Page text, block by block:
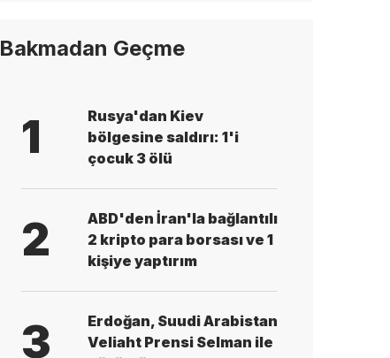
Bakmadan Geçme
1
Rusya'dan Kiev
bölgesine saldırı: 1'i
çocuk 3 ölü
2
ABD'den İran'la bağlantılı
2 kripto para borsası ve 1
kişiye yaptırım
3
Erdoğan, Suudi Arabistan
Veliaht Prensi Selman ile